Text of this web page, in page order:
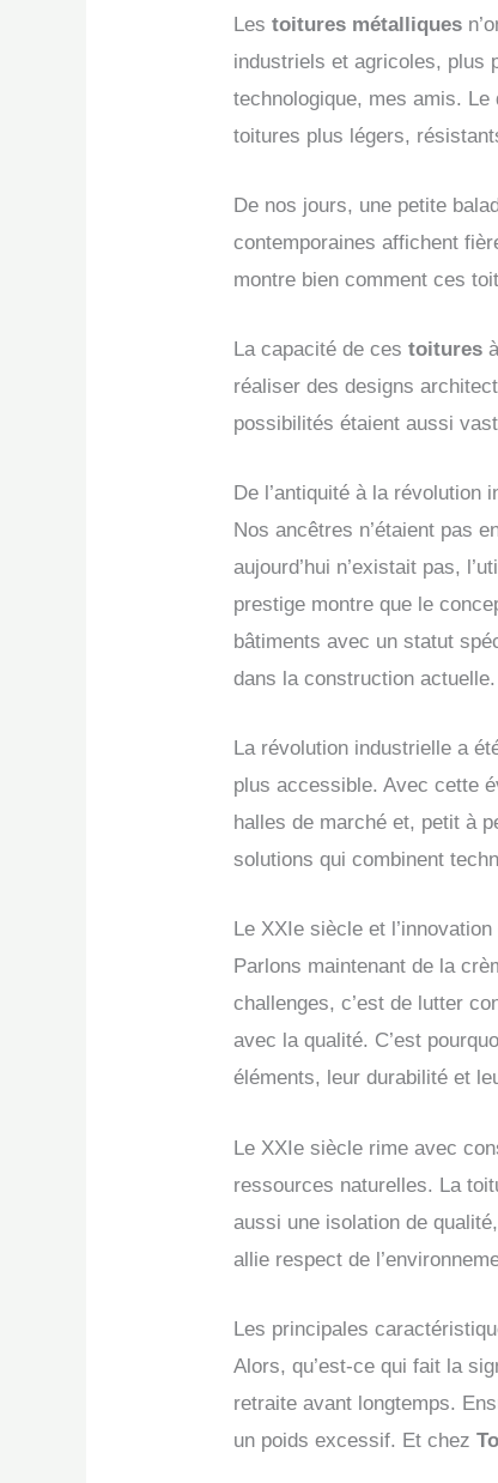
Les toitures métalliques
industriels et agricoles, plus
technologique, mes amis.
toitures plus légers,
De nos jours, une petite
contemporaines affichent
montre bien comment ces
La capacité de cestoitures
réaliser des designs
possibilités étaient aussi
De l’antiquité à la révolution
Nos ancêtres n’étaient pas
aujourd’hui n’existait pas,
prestige montre que le
bâtiments avec un statut
dans la construction actuelle.
La révolution industrielle a
plus accessible. Avec cette
halles de marché et, petit à
solutions qui combinent
Le XXIe siècle et
Parlons maintenant de la
challenges, c’est de lutter
avec la qualité. C’est
éléments, leur durabilité et
Le XXIe siècle rime avec
ressources naturelles. La
aussi une isolation de
allie respect de
Les principales
Alors, qu’est-ce qui fait la
retraite avant longtemps.
un poids excessif. Et chez